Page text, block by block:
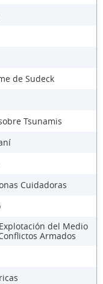
de Sudeck
Tsunamis
Cuidadoras
del Medio
Armados